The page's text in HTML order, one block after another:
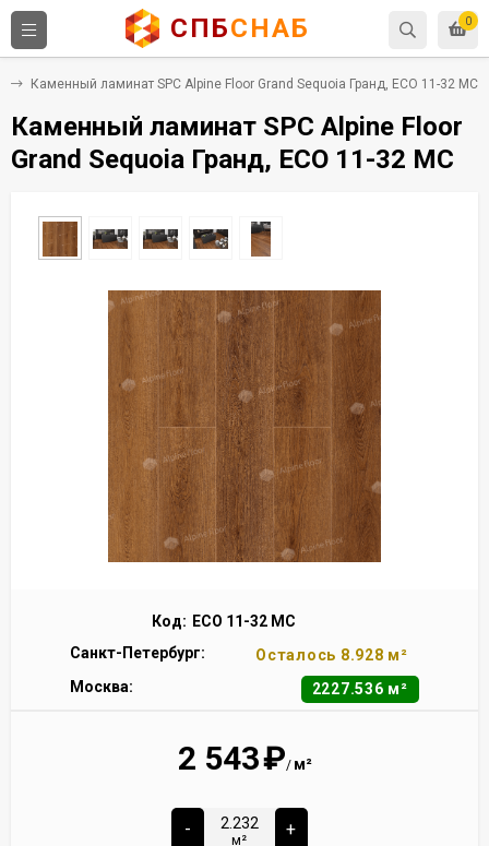
0
СПБСНАБ
Каменный ламинат SPC Alpine Floor Grand Sequoia Гранд, ECO 11-32 MC
Каменный ламинат SPC Alpine Floor
Grand Sequoia Гранд, ECO 11-32 MC
Код: ECO 11-32 MC
Санкт-Петербург:
Осталось 8.928 м²
Москва:
2227.536 м²
2 543₽/ м²
-
м²
+